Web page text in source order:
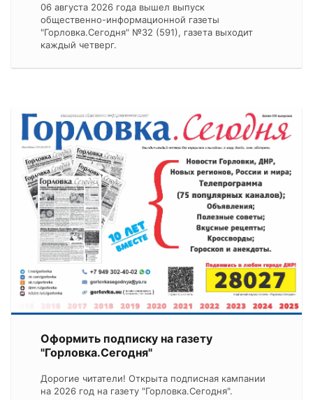
06 августа 2026 года вышел выпуск
общественно-информационной газеты
"Горловка.Сегодня" №32 (591), газета выходит
каждый четверг.
Оформить подписку на газету
"Горловка.Сегодня"
Дорогие читатели! Открыта подписная кампании
на 2026 год на газету "Горловка.Сегодня".